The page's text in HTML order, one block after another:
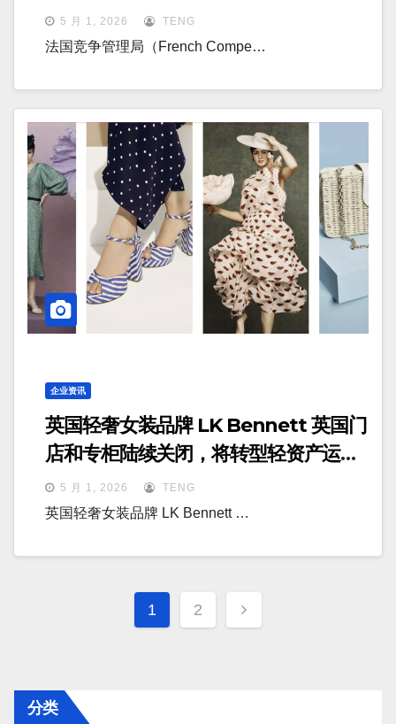
5 月 1, 2026 TENG
法国竞争管理局（French Compe…
企业资讯
英国轻奢女装品牌 LK Bennett 英国门
店和专柜陆续关闭，将转型轻资产运营
模式5 月 1, 2026 TENG
英国轻奢女装品牌 LK Bennett …
文
章
1 2
分类